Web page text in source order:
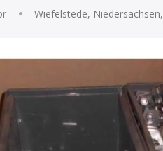
Wiefelstede,